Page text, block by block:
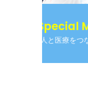
Medico
つなぐ架け橋